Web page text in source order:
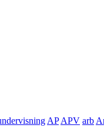
AP APV arb